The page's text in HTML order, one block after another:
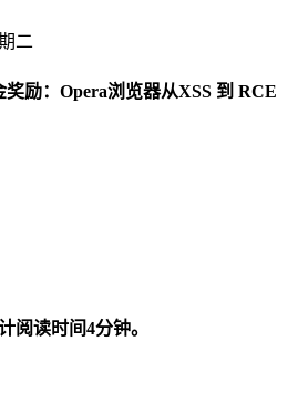
二
奖励：Opera浏览器从XSS 到 RCE
阅读时间4分钟。